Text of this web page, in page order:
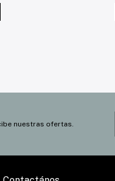
nuestras ofertas.